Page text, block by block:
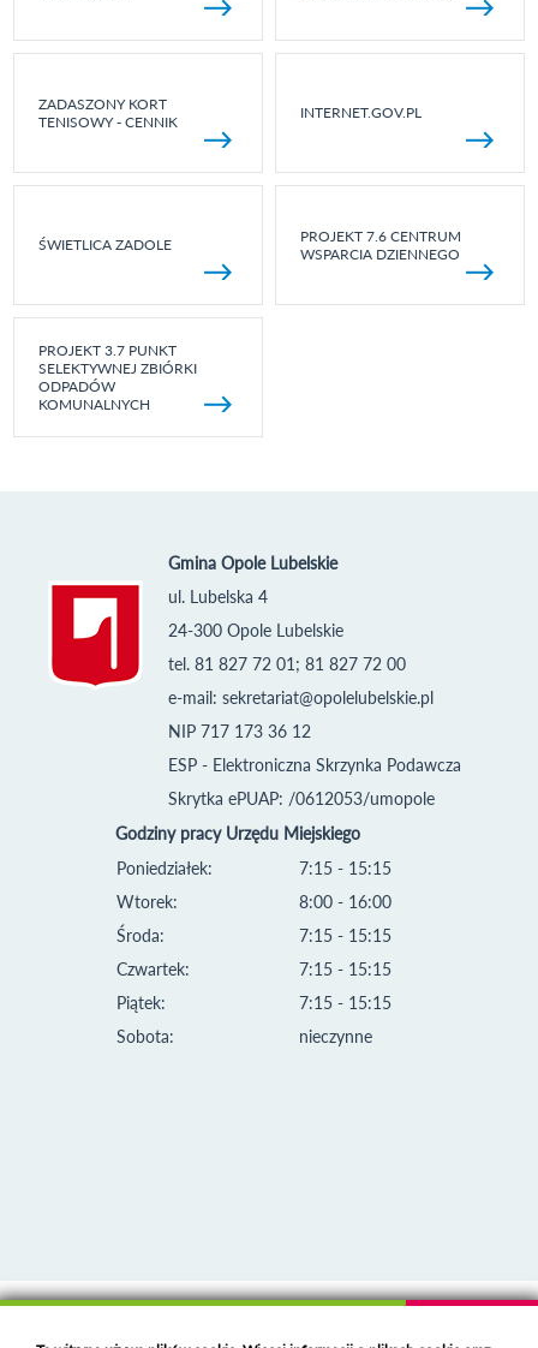
ZADASZONY KORT
TENISOWY - CENNIK
INTERNET.GOV.PL
ŚWIETLICA ZADOLE
PROJEKT 7.6 CENTRUM
WSPARCIA DZIENNEGO
PROJEKT 3.7 PUNKT
SELEKTYWNEJ ZBIÓRKI
ODPADÓW
KOMUNALNYCH
Gmina Opole Lubelskie
ul. Lubelska 4
24-300 Opole Lubelskie
tel. 81 827 72 01; 81 827 72 00
e-mail: sekretariat@opolelubelskie.pl
NIP 717 173 36 12
ESP - Elektroniczna Skrzynka Podawcza
Skrytka ePUAP: /0612053/umopole
Godziny pracy Urzędu Miejskiego
Poniedziałek:
Wtorek:
Środa:
Czwartek:
Piątek:
Sobota:
7:15 - 15:15
8:00 - 16:00
7:15 - 15:15
7:15 - 15:15
7:15 - 15:15
nieczynne